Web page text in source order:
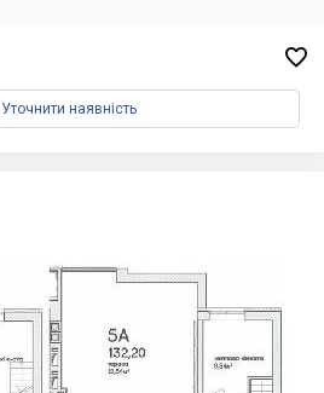

Уточнити наявність